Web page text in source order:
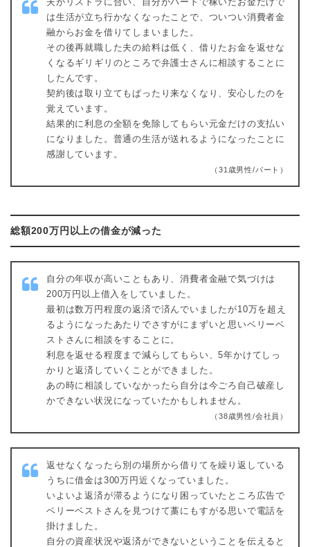
は生活が立ち行かなくなったことで、ついつい消費者金
融からお金を借りてしまいました。
その後再就職した夫の給料は低く、借りたお金を返せな
くなるギリギリのところで弁護士さんに相談することに
したんです。
契約後は取り立てもぱったり来なくなり、安心したのを
覚えています。
結果的に利息の全額を免除してもらい元金だけの支払い
になりました。普通の生活が送れるようになったことに
感謝しています。
（31歳男性/パート）
総額200万円以上の借金が減った
自分の年収が高いこともあり、消費者金融で気づけは
200万円以上借入をしていました。
最初は数万円程度の返済で済んでいましたが10万を超え
るようになったあたりでさすがにまずいと思いベリーベ
ストさんに相談をすることに。
利息を返せる程度まで減らしてもらい、5年かけてしっ
かりと返済していくことができました。
あの時に相談していなかったら自分は今ごろ自己破産し
かできない状況になっていたかもしれません。
（38歳男性/会社員）
返せなくなったら別の場所から借りてを繰り返している
うちに借金は300万円近くなっていました。
いよいよ返済が滞るようになり困っていたところ広告で
ベリーベストさんを見つけて藁にもすがる思いで電話を
掛けました。
自分の資産状況や返済ができないということを伝えると